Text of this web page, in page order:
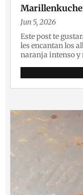
Jun 5, 2026
Este post te
les encantan los
naranja intenso y